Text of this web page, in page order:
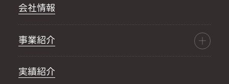
会社情報
事業紹介
実績紹介